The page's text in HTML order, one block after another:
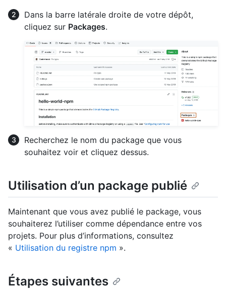
Dans la barre latérale droite de votre dépôt,
cliquez sur Packages.
Recherchez le nom du package que vous
souhaitez voir et cliquez dessus.
Utilisation d’un package publié
Maintenant que vous avez publié le package, vous
souhaiterez l’utiliser comme dépendance entre vos
projets. Pour plus d’informations, consultez
« Utilisation du registre npm ».
Étapes suivantes